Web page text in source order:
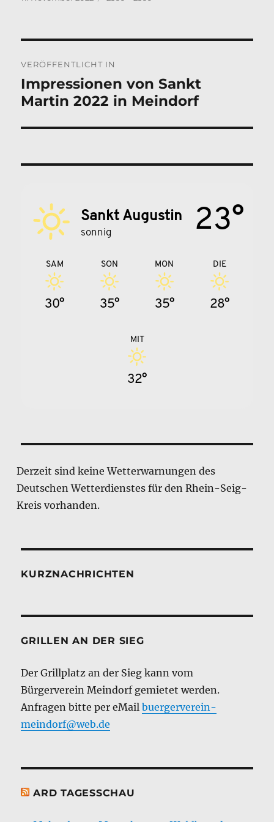
VERÖFFENTLICHT IN
Impressionen von Sankt
Martin 2022 in Meindorf
Sankt Augustin
sonnig 23°
SAM
30°
SON
35°
MON
35°
DIE
28°
MIT
32°
Derzeit sind keine Wetterwarnungen des
Deutschen Wetterdienstes für den Rhein-Seig-
Kreis vorhanden.
KURZNACHRICHTEN
GRILLEN AN DER SIEG
Der Grillplatz an der Sieg kann vom
Bürgerverein Meindorf gemietet werden.
Anfragen bitte per eMailbuergerverein-
meindorf@web.de
ARD TAGESSCHAU